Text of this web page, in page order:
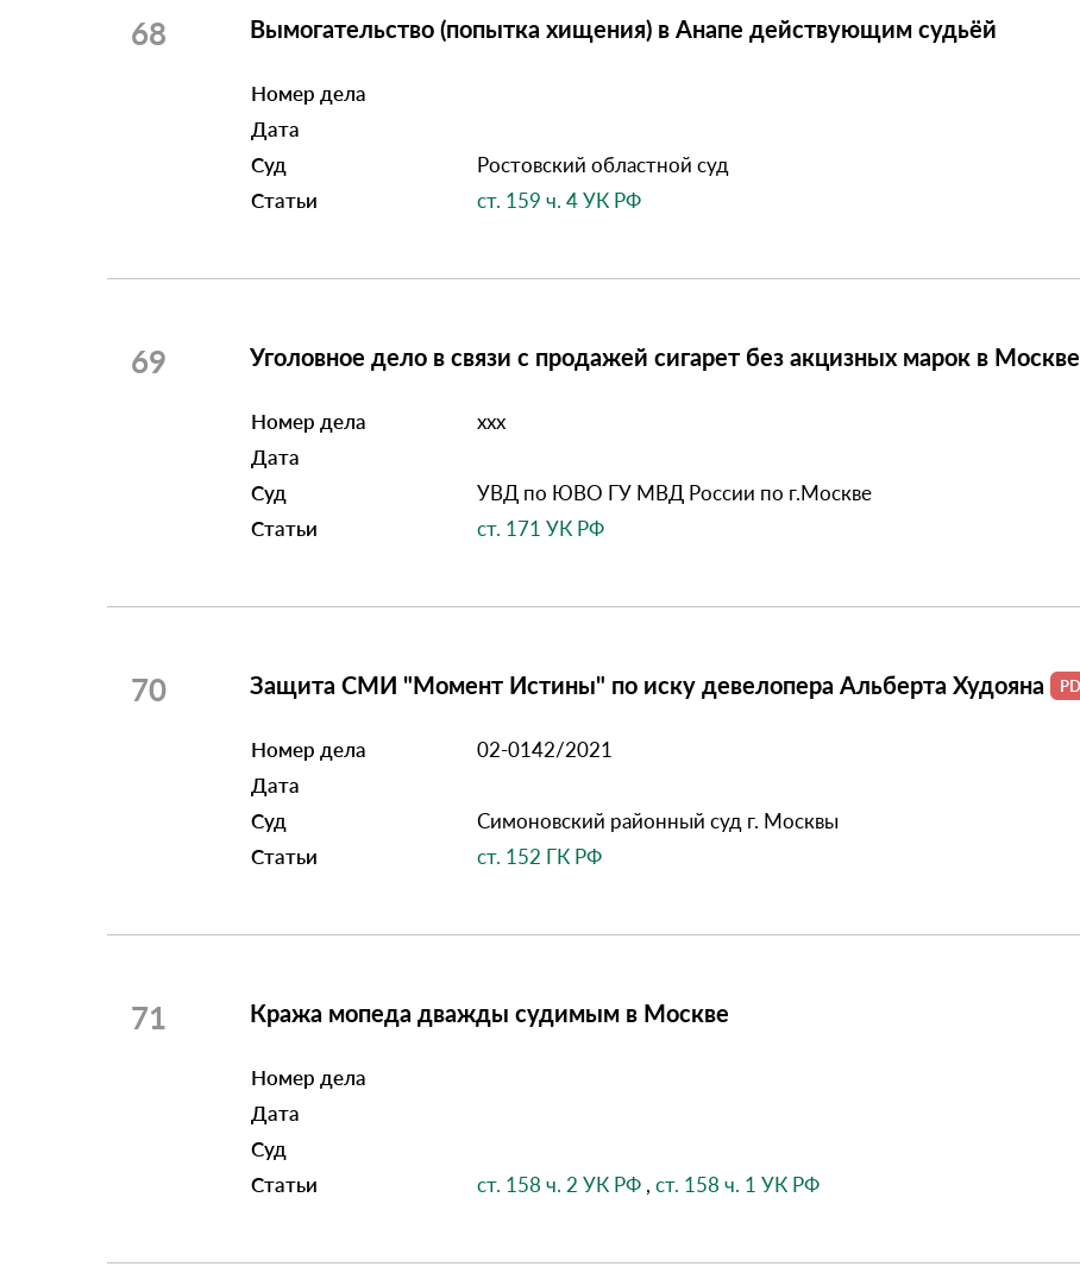
68 Вымогательство (попытка хищения) в Анапе действующим судьёй
Номер дела
Дата
Суд
Ростовский областной суд
Статьи
ст. 159 ч. 4 УК РФ
69 Уголовное дело в связи с продажей сигарет без акцизных марок в Москве
Номер дела
ххх
Дата
Суд
УВД по ЮВО ГУ МВД России по г.Москве
Статьи
ст. 171 УК РФ
70 Защита СМИ "Момент Истины" по иску девелопера Альберта Худояна
Номер дела
02-0142/2021
Дата
Суд
Симоновский районный суд г. Москвы
Статьи
ст. 152 ГК РФ
71 Кража мопеда дважды судимым в Москве
Номер дела
Дата
Суд
Статьи
ст. 158 ч. 2 УК РФ , ст. 158 ч. 1 УК РФ